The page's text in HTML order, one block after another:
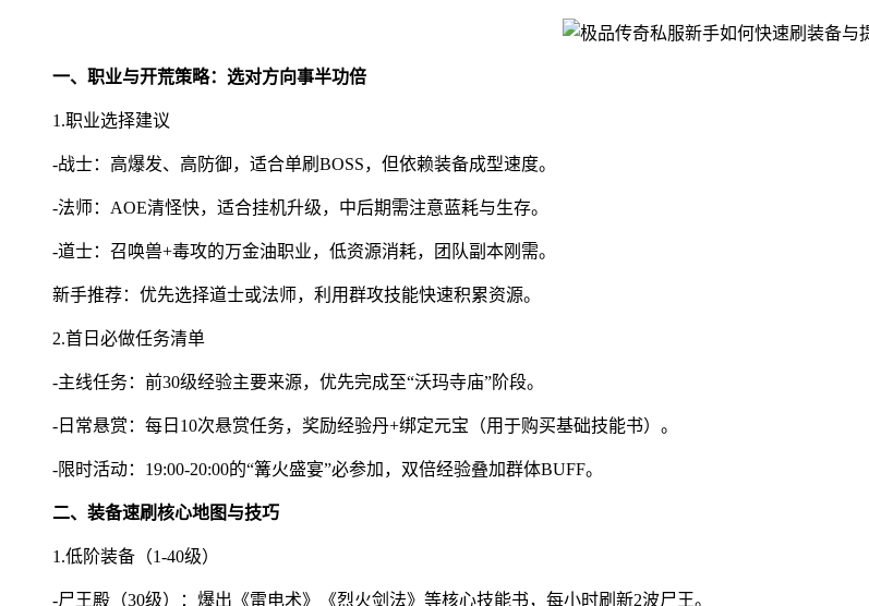
一、职业与开荒策略：选对方向事半功倍
1.职业选择建议
-战士：高爆发、高防御，适合单刷BOSS，但依赖装备成型速度。
-法师：AOE清怪快，适合挂机升级，中后期需注意蓝耗与生存。
-道士：召唤兽+毒攻的万金油职业，低资源消耗，团队副本刚需。
新手推荐：优先选择道士或法师，利用群攻技能快速积累资源。
2.首日必做任务清单
-主线任务：前30级经验主要来源，优先完成至“沃玛寺庙”阶段。
-日常悬赏：每日10次悬赏任务，奖励经验丹+绑定元宝（用于购买基础技能书）。
-限时活动：19:00-20:00的“篝火盛宴”必参加，双倍经验叠加群体BUFF。
二、装备速刷核心地图与技巧
1.低阶装备（1-40级）
-尸王殿（30级）：爆出《雷电术》《烈火剑法》等核心技能书，每小时刷新2波尸王。